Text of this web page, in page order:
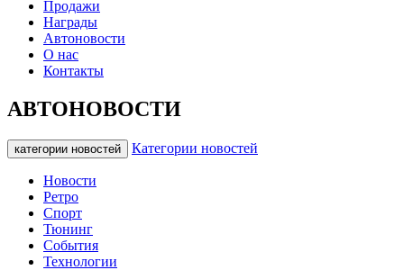
Продажи
Награды
Автоновости
О нас
Контакты
АВТОНОВОСТИ
категории новостей Категории новостей
Новости
Ретро
Спорт
Тюнинг
События
Технологии